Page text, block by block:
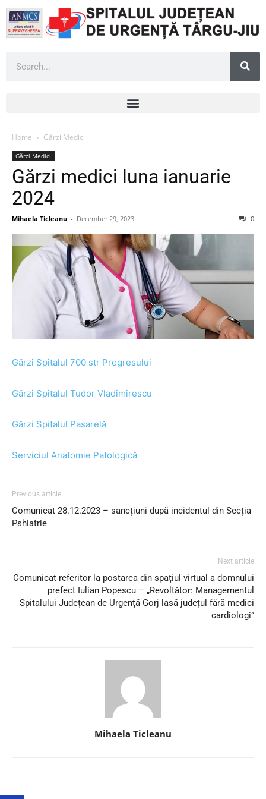
Home Gărzi Medici
Gărzi Medici
Gărzi medici luna ianuarie
2024
Mihaela Ticleanu - December 29, 2023 0
Gărzi Spitalul 700 str Progresului
Gărzi Spitalul Tudor Vladimirescu
Gărzi Spitalul Pasarelă
Serviciul Anatomie Patologică
Previous article
Comunicat 28.12.2023 – sancțiuni după incidentul din Secția
Pshiatrie
Next article
Comunicat referitor la postarea din spațiul virtual a domnului
prefect Iulian Popescu – „Revoltător: Managementul
Spitalului Județean de Urgență Gorj lasă județul fără medici
cardiologi”
Mihaela Ticleanu